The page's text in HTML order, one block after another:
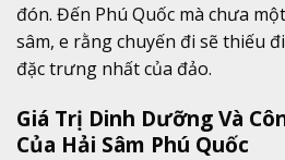
đón. Đến Phú Quốc mà chưa
sâm, e rằng chuyến đi sẽ thiếu
đặc trưng nhất của đảo.
Giá Trị Dinh Dưỡng Và
Của Hải Sâm Phú Quốc